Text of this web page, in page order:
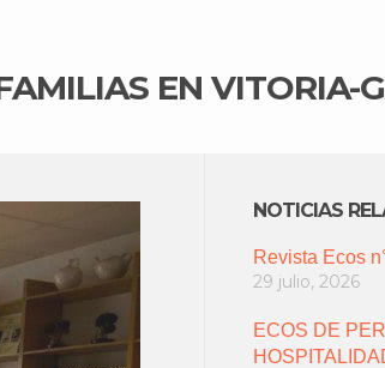
EN VITORIA-
NOTICIAS
Revista Ecos
29 julio, 2026
ECOS DE